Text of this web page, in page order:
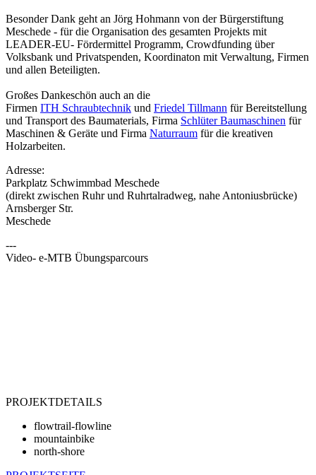
Besonder Dank geht an Jörg Hohmann von der Bürgerstiftung
Meschede - für die Organisation des gesamten Projekts mit
LEADER-EU- Fördermittel Programm, Crowdfunding über
Volksbank und Privatspenden, Koordinaton mit Verwaltung, Firmen
und allen Beteiligten.
Großes Dankeschön auch an die
Firmen ITH Schraubtechnik und Friedel Tillmann für Bereitstellung
und Transport des Baumaterials, Firma Schlüter Baumaschinen für
Maschinen & Geräte und Firma Naturraum für die kreativen
Holzarbeiten.
Adresse:
Parkplatz Schwimmbad Meschede
(direkt zwischen Ruhr und Ruhrtalradweg, nahe Antoniusbrücke)
Arnsberger Str.
Meschede
---
Video- e-MTB Übungsparcours
PROJEKTDETAILS
flowtrail-flowline
mountainbike
north-shore